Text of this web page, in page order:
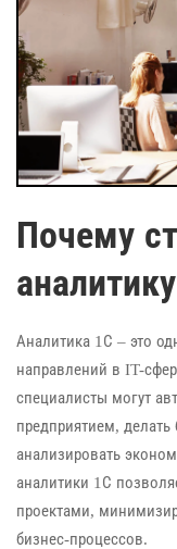
Почему
Аналитика 1С – это
направлений в IT-
специалисты могут
предприятием,
анализировать
аналитики 1С
проектами,
бизнес-процессов.